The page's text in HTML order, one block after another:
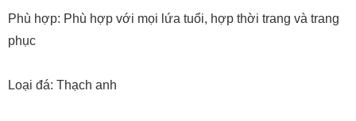
Phù hợp: Phù hợp với mọi lứa tuổi, hợp thời trang và trang
phục
Loại đá: Thạch anh